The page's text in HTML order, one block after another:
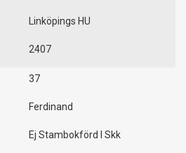
Linköpings HU
2407
37
Ferdinand
Ej Stambokförd I Skk